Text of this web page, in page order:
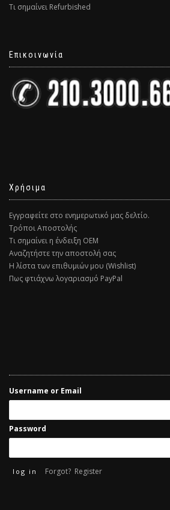
Τι σημαίνει Refurbished
Επικοινωνία
Χρήσιμα
Εγγραφείτε στο ενημερωτικό μας δελτίο.
Τρόποι Αποστολής
Τι σημαίνει η ένδειξη ΟΕΜ
Αναζητήστε την αποστολή σας
Η λίστα των επιθυμιών μου (Wishlist)
Πως φτιάχνω λογαριασμό PayPal
Username or Email
Password
Forgot? Register